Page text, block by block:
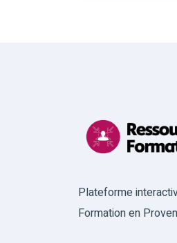
Plateforme
Formation en